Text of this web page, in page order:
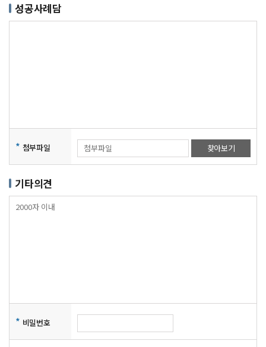
성공사례담
* 첨부파일 찾아보기
기타의견
* 비밀번호